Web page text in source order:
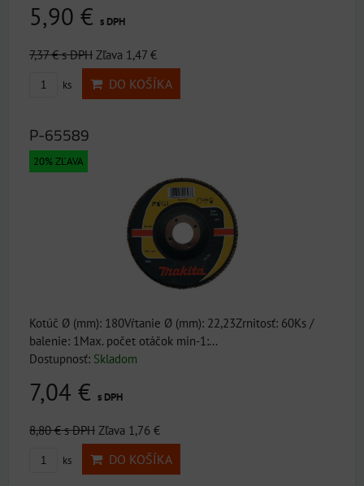
5,90 € s DPH
7,37 €s DPH Zľava 1,47 €
ks DO KOŠÍKA
P-65589
20% ZĽAVA
Kotúč Ø (mm): 180Vŕtanie Ø (mm): 22,23Zrnitosť: 60Ks /
balenie: 1Max. počet otáčok min-1:...
Dostupnosť: Skladom
7,04 € s DPH
8,80 €s DPH Zľava 1,76 €
ks DO KOŠÍKA